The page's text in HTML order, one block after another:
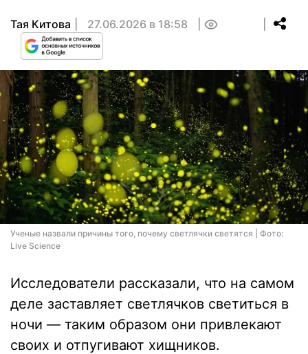
Тая Китова 27.06.2026 в 18:58
Ученые назвали причины того, почему светлячки светятся | Фото:
Live Science
Исследователи рассказали, что на самом
деле заставляет светлячков светиться в
ночи — таким образом они привлекают
своих и отпугивают хищников.